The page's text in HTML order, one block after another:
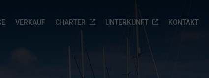
Biograd na moru Service
VERKAUF
Neue Yachten zur
CHARTER UNTERKUNFT KONTAKT